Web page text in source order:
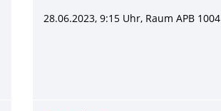
28.06.2023, 9:15 Uhr, Raum APB 1004